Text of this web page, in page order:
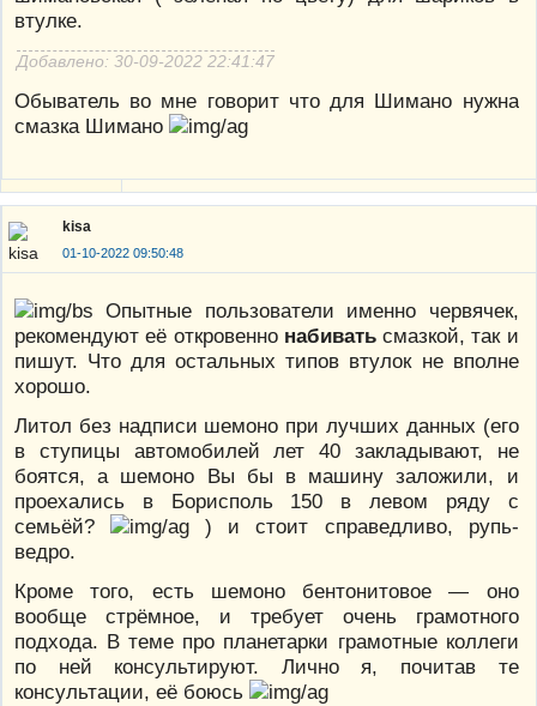
втулке.
Добавлено: 30-09-2022 22:41:47
Обыватель во мне говорит что для Шимано нужна
смазка Шимано
kisa
01-10-2022 09:50:48
Опытные пользователи именно червячек,
рекомендуют её откровенно набиватьсмазкой, так и
пишут. Что для остальных типов втулок не вполне
хорошо.
Литол без надписи шемоно при лучших данных (его
в ступицы автомобилей лет 40 закладывают, не
боятся, а шемоно Вы бы в машину заложили, и
проехались в Борисполь 150 в левом ряду с
семьёй?
) и стоит справедливо, рупь-
ведро.
Кроме того, есть шемоно бентонитовое — оно
вообще стрёмное, и требует очень грамотного
подхода. В теме про планетарки грамотные коллеги
по ней консультируют. Лично я, почитав те
консультации, её боюсь